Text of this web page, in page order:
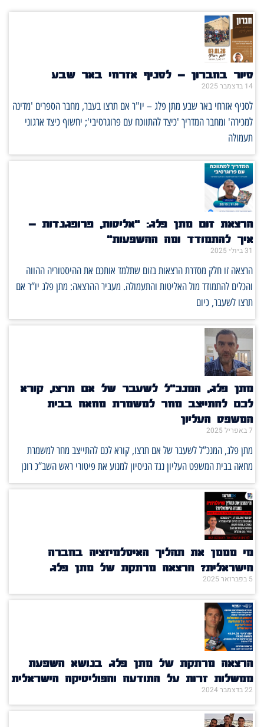
סיור בחברון – לסניף אזרחי באר שבע
14 בדצמבר 2025
לסניף אזרחי באר שבע מתן פלג – יו"ר אם תרצו בעבר, מחבר הספרים 'מדינה
למכירה' ומחבר המדריך 'כיצד להתווכח עם פרוגרסיבי'; יחשוף כיצד ארגוני
תעמולה
הרצאת זום מתן פלג: "אליטות, פרופגנדות –
איך להתמודד ומה ההשפעות"
31 ביולי 2025
הרצאה זו חלק מסדרת הרצאות בזום שתלמד אותכם את ההיסטוריה ההווה
והכלים להתמודד מול האליטות והתעמולה. מעביר ההרצאה: מתן פלג יו”ר אם
תרצו לשעבר, כיום
מתן פלג, המנכ”ל לשעבר של אם תרצו, קורא
לכם להתייצב מחר למשמרת מחאה בבית
המשפט העליון
7 באפריל 2025
מתן פלג, המנכ”ל לשעבר של אם תרצו, קורא לכם להתייצב מחר למשמרת
מחאה בבית המשפט העליון נגד הניסיון למנוע את פיטורי ראש השב”כ רונן
מי מממן את תהליך האיסלמיזציה בחברה
הישראלית? הרצאה מרתקת של מתן פלג
5 בפברואר 2025
הרצאה מרתקת של מתן פלג בנושא השפעת
ממשלות זרות על התודעה והפוליטיקה הישראלית
22 בדצמבר 2024